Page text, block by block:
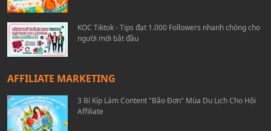
KOC Tiktok - Tips đạt 1.000 Followers nhanh chóng cho
người mới bắt đầu
AFFILIATE MARKETING
3 Bí Kíp Làm Content "Bão Đơn" Mùa Du Lịch Cho Hội
Affiliate